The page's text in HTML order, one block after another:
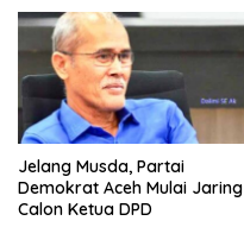
Jelang Musda, Partai
Demokrat Aceh Mulai Jaring
Calon Ketua DPD